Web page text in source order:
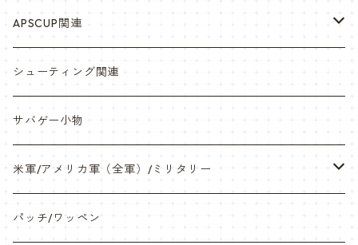
シール・ステッカー（UV加工）
缶バッチ
帽子・Tシャツ・エプロン
ネックレス・アクセサリー・スマホケース
サンダル・Bag
APSCUP関連
岡崎APS部
本体・BB弾・小物類
シューティング関連
サバゲー小物
米軍/アメリカ軍（全軍）/ミリタリー
海兵隊/USMC
パッチ/ワッペン